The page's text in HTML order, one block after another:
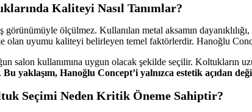
Kaliteyi Nasıl Tanımlar?
ölçülmez. Kullanılan metal aksamın
olan uyumu kaliteyi belirleyen temel faktörlerdir. Hanoğlu
salon kullanımına uygun olacak şekilde seçilir. Koltukların
Bu yaklaşım, Hanoğlu Concept’i yalnızca estetik açıdan
Seçimi Neden Kritik Öneme Sahiptir?